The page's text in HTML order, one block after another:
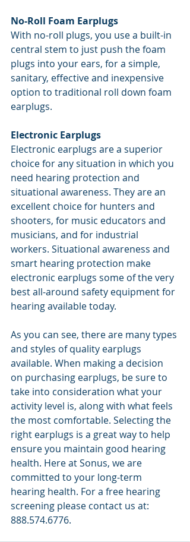
No-Roll Foam Earplugs
With no-roll plugs, you use a built-in
central stem to just push the foam
plugs into your ears, for a simple,
sanitary, effective and inexpensive
option to traditional roll down foam
earplugs.
Electronic Earplugs
Electronic earplugs are a superior
choice for any situation in which you
need hearing protection and
situational awareness. They are an
excellent choice for hunters and
shooters, for music educators and
musicians, and for industrial
workers. Situational awareness and
smart hearing protection make
electronic earplugs some of the very
best all-around safety equipment for
hearing available today.
As you can see, there are many types
and styles of quality earplugs
available. When making a decision
on purchasing earplugs, be sure to
take into consideration what your
activity level is, along with what feels
the most comfortable. Selecting the
right earplugs is a great way to help
ensure you maintain good hearing
health. Here at Sonus, we are
committed to your long-term
hearing health. For a free hearing
screening please contact us at:
888.574.6776.